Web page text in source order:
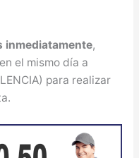
inmediatamente,
el mismo día a
para realizar